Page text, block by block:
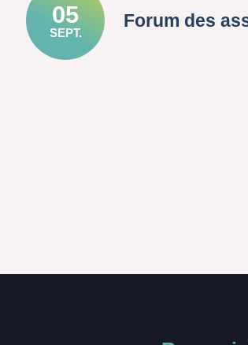
05
SEPT.
Forum des